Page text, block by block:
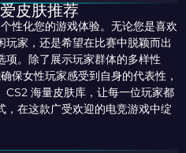
皮肤推荐
性化您的游戏体验。无论您是喜欢
家，还是希望在比赛中脱颖而出
项。除了展示玩家群体的多样性
保女性玩家感受到自身的代表性，
CS2 海量皮肤库，让每一位玩家都
在这款广受欢迎的电竞游戏中绽